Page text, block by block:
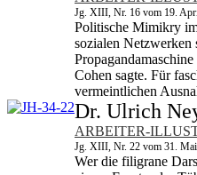
Jg. XIII, Nr. 16 vom 19.
Politische Mimikry
sozialen Netzwerken
Cohen sagte. Für
vermeintlichen
Dr. Ulrich
ARBEITER-
Jg. XIII, Nr. 22 vom 31.
Wer die filigrane